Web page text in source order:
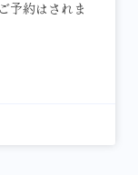
予約はされま